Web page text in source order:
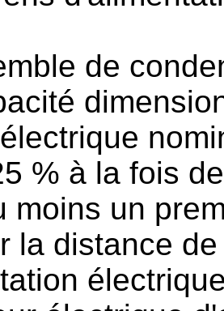
de
% à la fois
moins un
la distance